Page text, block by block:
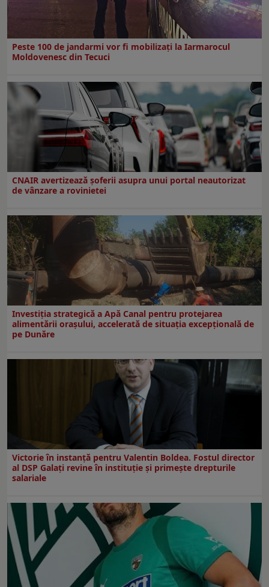
Peste 100 de jandarmi vor fi mobilizați la Iarmarocul
Moldovenesc din Tecuci
CNAIR avertizează șoferii asupra unui portal neautorizat
de vânzare a rovinietei
Investiția strategică a Apă Canal pentru protejarea
alimentării orașului, accelerată de situația excepțională de
pe Dunăre
Victorie în instanță pentru Valentin Boldea. Fostul director
al DSP Galați revine în instituție și primește drepturile
salariale